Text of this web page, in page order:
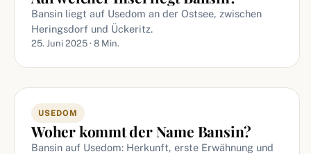
Bansin liegt auf Usedom an der Ostsee, zwischen
Heringsdorf und Ückeritz.
25. Juni 2025 · 8 Min.
USEDOM
Woher kommt der Name Bansin?
Bansin auf Usedom: Herkunft, erste Erwähnung und